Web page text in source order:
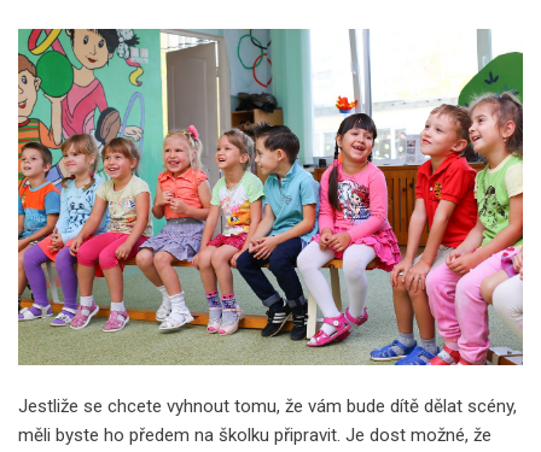
Jestliže se chcete vyhnout tomu, že vám bude dítě dělat scény,
měli byste ho předem na školku připravit. Je dost možné, že